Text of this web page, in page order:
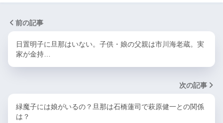
前の記事
日置明子に旦那はいない。子供・娘の父親は市川海老蔵。実
家が金持…
次の記事
緑魔子には娘がいるの？旦那は石橋蓮司で萩原健一との関係
は？